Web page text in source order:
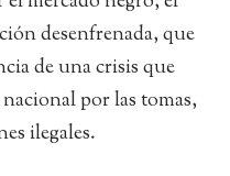
desenfrenada, que
de una crisis que
por las tomas,
ilegales.